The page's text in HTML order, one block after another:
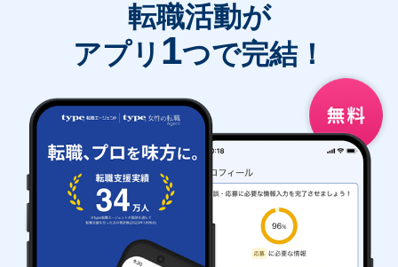
転職活動が
アプリ 1つで完結！